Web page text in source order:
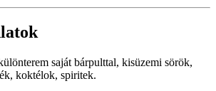
saját bárpulttal, kisüzemi sörök,
koktélok, spiritek.